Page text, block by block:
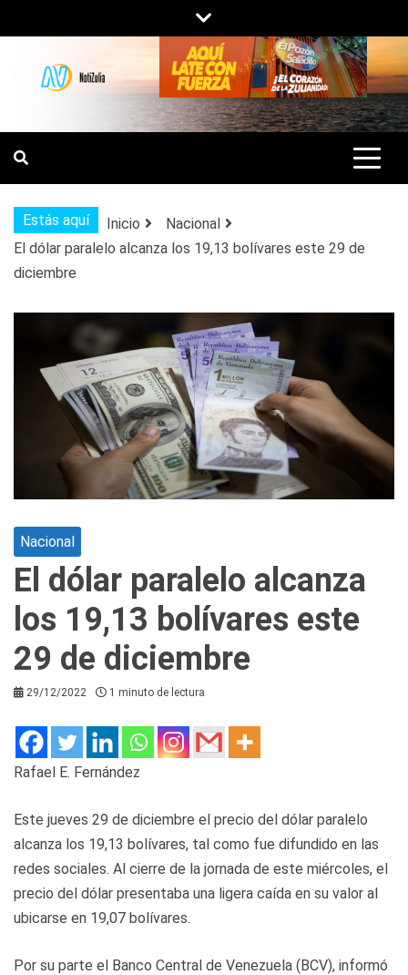
al
contenido
NOTIZULIA
NOTICIAS DEL ZULIA, VENEZUELA Y
DE INTERÉS GENERAL.
Estás aquí Inicio
Nacional
El dólar paralelo alcanza los 19,13 bolívares este 29 de
diciembre
Nacional
El dólar paralelo alcanza
los 19,13 bolívares este
29 de diciembre
29/12/2022 1 minuto de lectura
Rafael E. Fernández
Este jueves 29 de diciembre el precio del dólar paralelo
alcanza los 19,13 bolívares, tal como fue difundido en las
redes sociales. Al cierre de la jornada de este miércoles, el
precio del dólar presentaba una ligera caída en su valor al
ubicarse en 19,07 bolívares.
Por su parte el Banco Central de Venezuela (BCV), informó